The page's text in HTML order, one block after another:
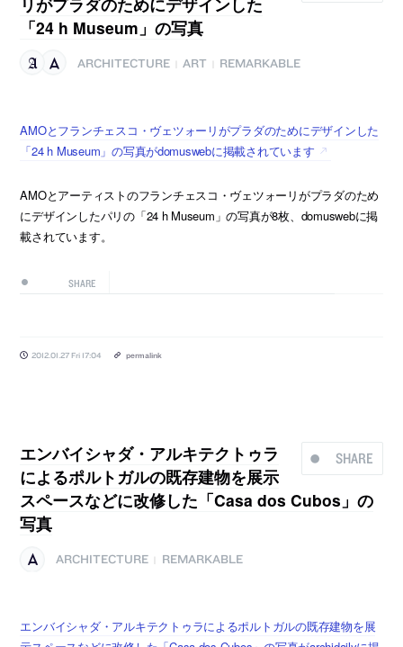
「24 h Museum」の写真
ARCHITECTURE ART REMARKABLE
AMOとフランチェスコ・ヴェツォーリがプラダのためにデザインした
「24 h Museum」の写真がdomuswebに掲載されています
AMOとアーティストのフランチェスコ・ヴェツォーリがプラダのため
にデザインしたパリの「24 h Museum」の写真が8枚、domuswebに掲
載されています。
SHARE
2012.01.27 Fri 17:04 permalink
SHARE
エンバイシャダ・アルキテクトゥラ
によるポルトガルの既存建物を展示
スペースなどに改修した「Casa dos Cubos」の
写真
ARCHITECTURE REMARKABLE
エンバイシャダ・アルキテクトゥラによるポルトガルの既存建物を展